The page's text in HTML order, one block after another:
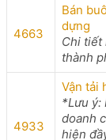
4663
Bán
dựng
Chi tiết
thành
4933
Vận tải
*Lưu ý:
doanh
hiện